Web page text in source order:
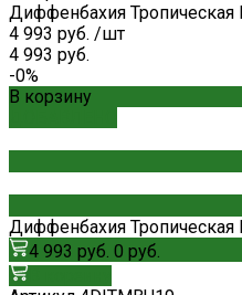
Диффенбахия Тропическая
4 993 руб. /шт
4 993 руб.
-0%
В корзину
Диффенбахия Тропическая
4 993 руб. 0 руб.